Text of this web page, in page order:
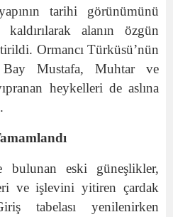
tarihi görünümünü
alanın özgün
Ormancı Türküsü’nün
Bay Mustafa, Muhtar ve
heykelleri de aslına
bulunan eski güneşlikler,
ve işlevini yitiren çardak
tabelası yenilenirken